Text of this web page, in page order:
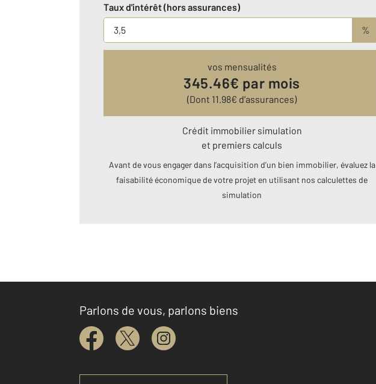
Taux d'intérêt (hors assurances)
%
vos mensualités
345.46€ par mois
(Dont 11.98€ d’assurances)
Crédit immobilier simulation
et premiers calculs
Avant de vous engager dans l’acquisition d’un bien immobilier, évaluez la
faisabilité économique de votre projet en utilisant nos calculettes de
simulation
Parlons de vous, parlons biens